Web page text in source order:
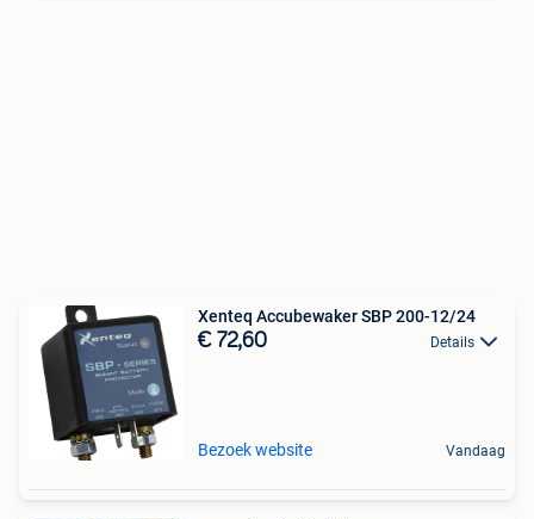
Xenteq Accubewaker SBP 200-12/24
€ 72,60 Details
Bezoek website Vandaag